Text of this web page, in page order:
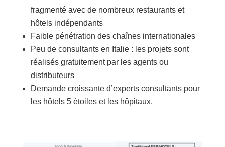
fragmenté avec de nombreux restaurants et
hôtels indépendants
Faible pénétration des chaînes internationales
Peu de consultants en Italie : les projets sont
réalisés gratuitement par les agents ou
distributeurs
Demande croissante d’experts consultants pour
les hôtels 5 étoiles et les hôpitaux.